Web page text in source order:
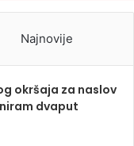
Najnovije
okršaja za naslov
dvaput